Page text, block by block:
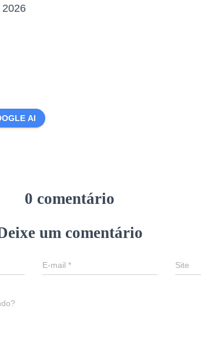
2026
AI
0 comentário
um comentário
E-mail* Site